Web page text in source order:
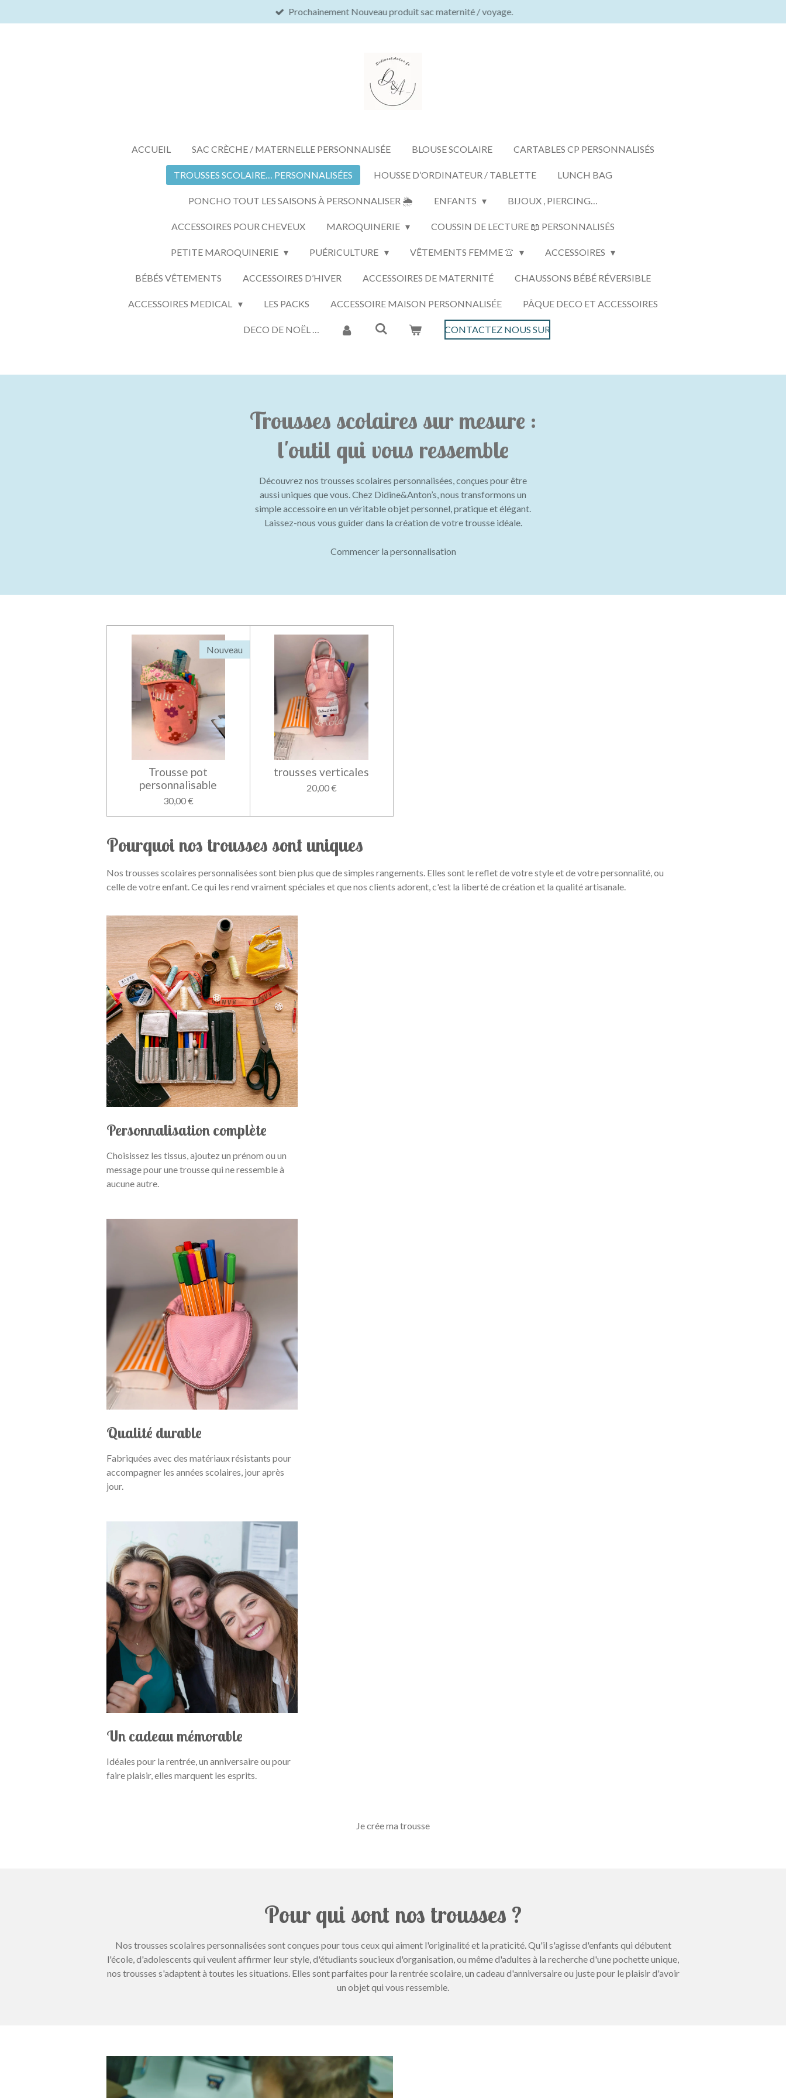
au
Prochainement Nouveau produit sac maternité / voyage.
ACCUEIL SAC CRÈCHE / MATERNELLE PERSONNALISÉE BLOUSE SCOLAIRE CARTABLES CP PERSONNALISÉS
TROUSSES SCOLAIRE… PERSONNALISÉES HOUSSE D’ORDINATEUR / TABLETTE LUNCH BAG
PONCHO TOUT LES SAISONS À PERSONNALISER 🌦️ ENFANTS BIJOUX , PIERCING…
ACCESSOIRES POUR CHEVEUX MAROQUINERIE COUSSIN DE LECTURE 📖 PERSONNALISÉS
PETITE MAROQUINERIE PUÉRICULTURE VÊTEMENTS FEMME 👚 ACCESSOIRES
BÉBÉS VÊTEMENTS ACCESSOIRES D’HIVER ACCESSOIRES DE MATERNITÉ CHAUSSONS BÉBÉ RÉVERSIBLE
ACCESSOIRES MEDICAL LES PACKS ACCESSOIRE MAISON PERSONNALISÉE PÂQUE DECO ET ACCESSOIRES
DECO DE NOËL … CONTACTEZ NOUS SUR
Trousses scolaires sur mesure :
l'outil qui vous ressemble
Découvrez nos trousses scolaires personnalisées, conçues pour être
aussi uniques que vous. Chez Didine&Anton’s, nous transformons un
simple accessoire en un véritable objet personnel, pratique et élégant.
Laissez-nous vous guider dans la création de votre trousse idéale.
Commencer la personnalisation
Nouveau
Trousse pot
personnalisable
30,00 €
trousses verticales
20,00 €
Pourquoi nos trousses sont uniques
Nos trousses scolaires personnalisées sont bien plus que de simples rangements. Elles sont le reflet de votre style et de votre personnalité, ou
celle de votre enfant. Ce qui les rend vraiment spéciales et que nos clients adorent, c'est la liberté de création et la qualité artisanale.
Personnalisation complète
Choisissez les tissus, ajoutez un prénom ou un
message pour une trousse qui ne ressemble à
aucune autre.
Qualité durable
Fabriquées avec des matériaux résistants pour
accompagner les années scolaires, jour après
jour.
Un cadeau mémorable
Idéales pour la rentrée, un anniversaire ou pour
faire plaisir, elles marquent les esprits.
Je crée ma trousse
Pour qui sont nos trousses ?
Nos trousses scolaires personnalisées sont conçues pour tous ceux qui aiment l'originalité et la praticité. Qu'il s'agisse d'enfants qui débutent
l'école, d'adolescents qui veulent affirmer leur style, d'étudiants soucieux d'organisation, ou même d'adultes à la recherche d'une pochette unique,
nos trousses s'adaptent à toutes les situations. Elles sont parfaites pour la rentrée scolaire, un cadeau d'anniversaire ou juste pour le plaisir d'avoir
un objet qui vous ressemble.